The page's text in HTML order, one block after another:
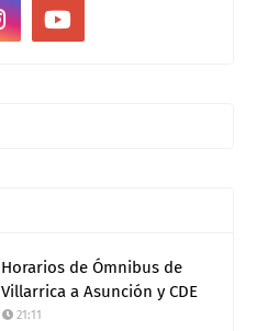
Horarios de Ómnibus de
Villarrica a Asunción y CDE
21:11